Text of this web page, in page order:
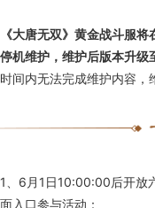
《大唐无双》黄金战斗服
停机维护，维护后版本升
时间内无法完成维护内容，
1、6月1日10:00:00后开放
面入口参与活动：